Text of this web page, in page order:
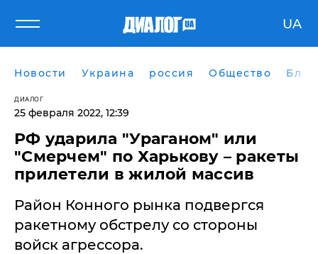
UA
Новости Украина россия Общество
ДИАЛОГ
25 февраля 2022, 12:39
РФ ударила "Ураганом" или
"Смерчем" по Харькову – ракеты
прилетели в жилой массив
Район Конного рынка подвергся
ракетному обстрелу со стороны
войск агрессора.